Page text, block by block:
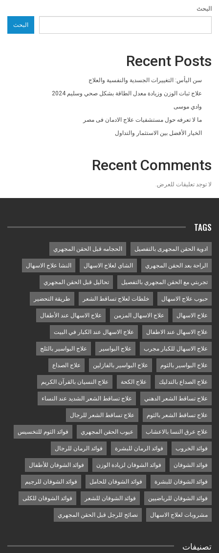
البحث
البحث
Recent Posts
سن اليأس: التغييرات الجسدية والنفسية والعلاج
علاج ثبات الوزن وزيادة معدل الطاقة بشكل صحي وسليم 2024
وادي موسى
ما لا تعرفه حول مستشفيات علاج الادمان فى مصر
الخيار الأفضل بين الاستثمار والتداول
Recent Comments
لا توجد تعليقات للعرض.
TAGS
ادوية الحقن المجهرى بالتفصيل الحجامه قبل الحقن المجهري
الراحة بعد الحقن المجهري الشاي لعلاج الاسهال النشا علاج الاسهال
تجربتي مع الحقن المجهري بالتفصيل تحاليل قبل الحقن المجهري
حبوب علاج الاسهال خلطات لعلاج تساقط الشعر طريقة التحضير
علاج الاسهال علاج الاسهال المزمن علاج الاسهال عند الأطفال
علاج الاسهال عند الاطفال علاج الاسهال عند الكبار في البيت
علاج الاسهال للكبار مجرب علاج البواسير علاج البواسير بالثلج
علاج البواسير بالثوم علاج البواسير بالفازلين علاج الصداع
علاج الصداع بالتدليك علاج الكحة علاج النسيان بالقرآن الكريم
علاج تساقط الشعر الدهني علاج تساقط الشعر الشديد عند النساء
علاج تساقط الشعر بالثوم علاج تساقط الشعر للرجال
علاج عرق النسا بالاعشاب عيوب الحقن المجهري فوائد الثوم للتخسيس
فوائد الخروب فوائد الرمان للبشرة فوائد الرمان للرجال
فوائد الشوفان فوائد الشوفان لزيادة الوزن فوائد الشوفان للأطفال
فوائد الشوفان للبشرة فوائد الشوفان للحامل فوائد الشوفان للرجيم
فوائد الشوفان للرياضيين فوائد الشوفان للشعر فوائد الشوفان للكلى
مشروبات لعلاج الاسهال نصائح للرجل قبل الحقن المجهري
تصنيفات